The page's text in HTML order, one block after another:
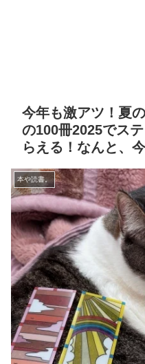
今年も激アツ！夏
の100冊2025でス
らえる！なんと、
本や読書。